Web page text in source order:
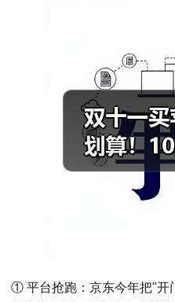
① 平台抢跑：京东今年把"开